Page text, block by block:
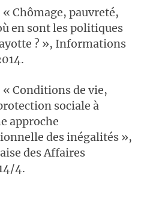
Chômage, pauvreté,
en sont les politiques
? », Informations
Conditions de vie,
sociale à
approche
des inégalités »,
des Affaires
4.